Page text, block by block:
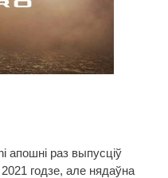
апошні раз выпусціў
годзе, але нядаўна